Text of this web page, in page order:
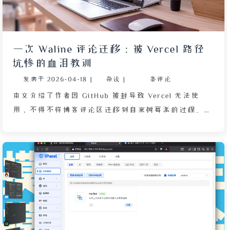
商城，并参与十年之约的弹幕祝福。作者对比去年除夕
折腾 Linux 系统的充实，感到今年索然无味。最后提
联想到童年时老鼠爬上床的阴影，至今心有余悸。
一次 Waline 评论迁移：被 Vercel 路径
坑惨的血泪教训
发表于 2026-04-18 | 杂谈 | 条评论
本文介绍了作者因 GitHub 被封导致 Vercel 无法使
用，不得不将博客评论区迁移到自家树莓派的过程。文
过与 DeepSeek 彻夜排查，最终发现罪魁祸首是
Vercel 的路径问题：Vercel 将文章时间错误改为 10
号，导致路径为 2026/04/10，而本地正确路径为
2026/04/11，因此本地浏览时评论显示异常。此外，友
链页面也因 Vercel 与 Cloudflare Pages 路径规范差异
（是否带尾部斜杠）而无法显示评论。最终作者通过修